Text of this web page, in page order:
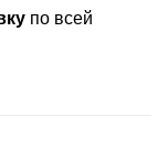
по всей